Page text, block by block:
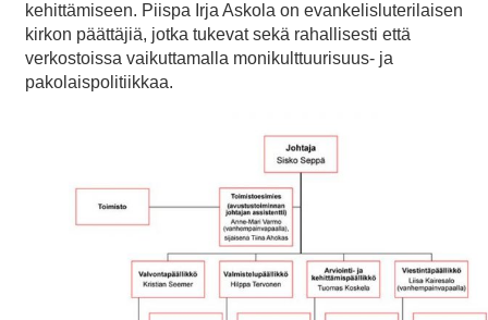
kehittämiseen. Piispa Irja Askola on evankelisluterilaisen
kirkon päättäjiä, jotka tukevat sekä rahallisesti että
verkostoissa vaikuttamalla monikulttuurisuus- ja
pakolaispolitiikkaa.